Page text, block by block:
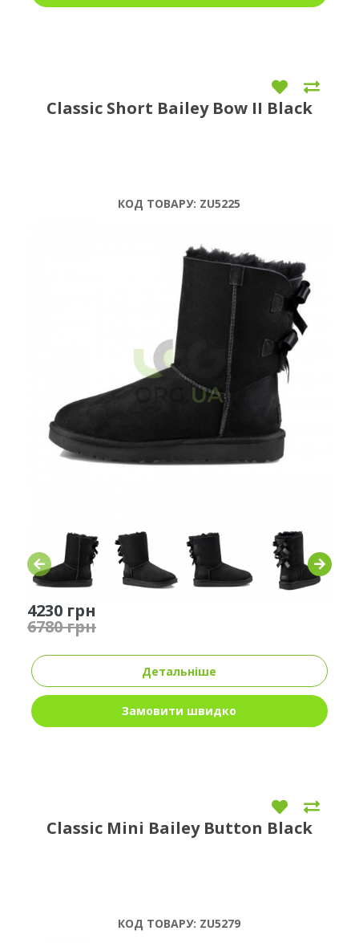
Classic Short Bailey Bow II Black
КОД ТОВАРУ: ZU5225
4230 грн
6780 грн
Детальніше
Замовити швидко
Classic Mini Bailey Button Black
КОД ТОВАРУ: ZU5279